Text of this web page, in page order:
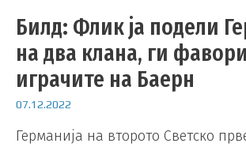
Билд: Флик ја подели
на два клана, ги
играчите на Баерн
07.12.2022
Германија на второто Светско